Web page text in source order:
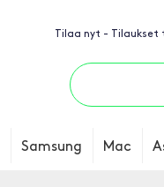
Tilaa nyt -
Samsung Mac